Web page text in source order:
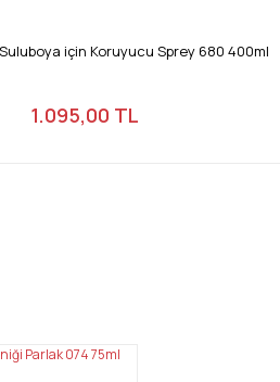
için Koruyucu Sprey 680 400ml
1.095,00 TL